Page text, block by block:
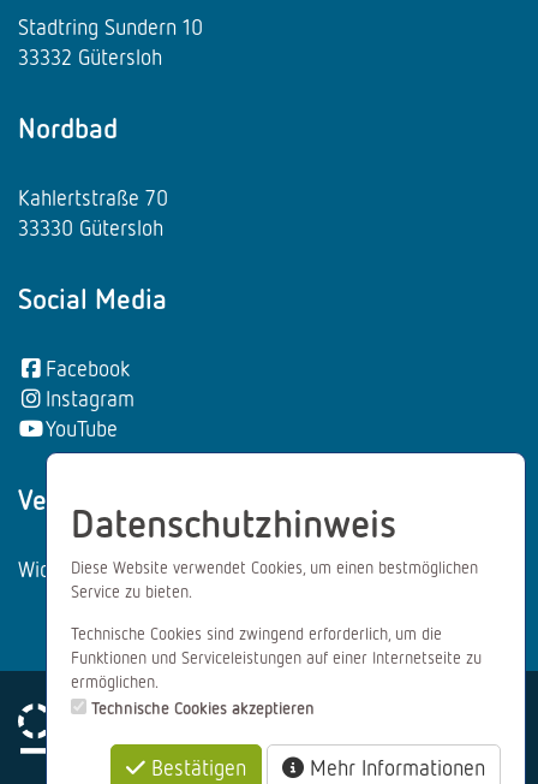
Stadtring Sundern 10
33332 Gütersloh
Nordbad
Kahlertstraße 70
33330 Gütersloh
Social Media
Facebook
Instagram
YouTube
Vertrag wiederrufen:
Widerrufsformular
Impressum Datenschutz AGB
Datenschutzhinweis
Diese Website verwendet Cookies, um einen bestmöglichen
Service zu bieten.
Technische Cookies sind zwingend erforderlich, um die
Funktionen und Serviceleistungen auf einer Internetseite zu
ermöglichen.
Technische Cookies akzeptieren
Bestätigen Mehr Informationen